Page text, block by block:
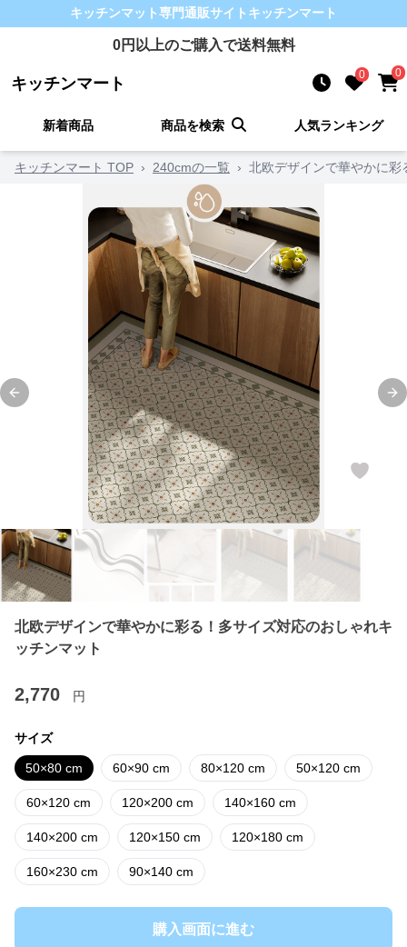
キッチンマット専門通販サイト キッチンマート
0円以上のご購入で送料無料
キッチンマート 0 0
新着商品 商品を検索 人気ランキング
キッチンマート TOP › 240cmの一覧 › 北欧デザインで華やかに
Previous slide
北欧デザインで華やかに彩る！多サイズ対応のおしゃれキ
ッチンマット
2,770 円
サイズ
50×80 cm 60×90 cm 80×120 cm 50×120 cm
60×120 cm 120×200 cm 140×160 cm
140×200 cm 120×150 cm 120×180 cm
160×230 cm 90×140 cm
購入画面に進む